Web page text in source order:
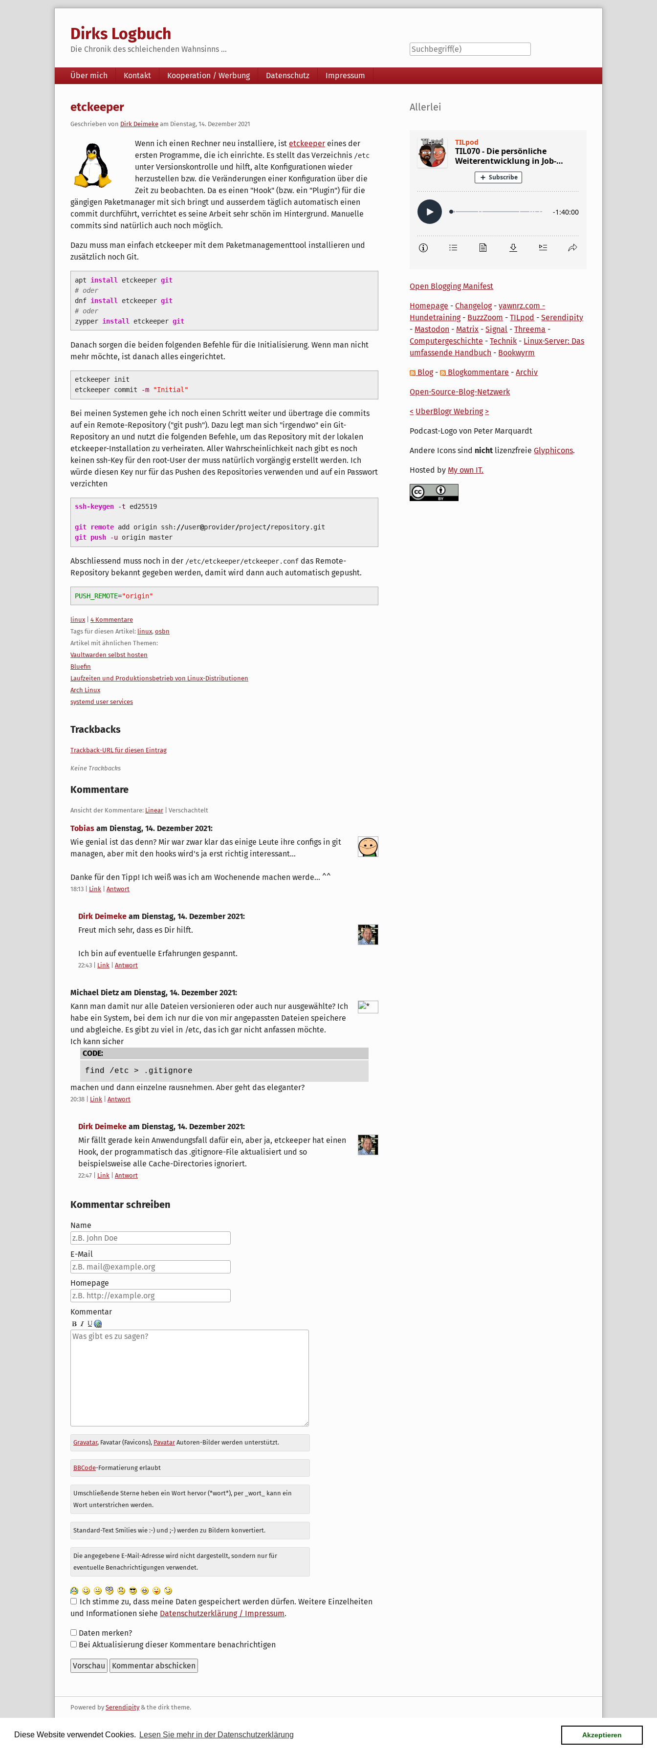
Diese Website verwendet Cookies. Lesen Sie mehr in der Datenschutzerklärung Akzeptieren
Dirks Logbuch
Die Chronik des schleichenden Wahnsinns ...
Navigation
Über mich Kontakt Kooperation / Werbung Datenschutz Impressum
etckeeper
Geschrieben von Dirk Deimeke am Dienstag, 14. Dezember 2021
Wenn ich einen Rechner neu installiere, ist etckeeper eines der
ersten Programme, die ich einrichte. Es stellt das Verzeichnis /etc
unter Versionskontrolle und hilft, alte Konfigurationen wieder
herzustellen bzw. die Veränderungen einer Konfiguration über die
Zeit zu beobachten. Da es einen "Hook" (bzw. ein "Plugin") für die
gängigen Paketmanager mit sich bringt und ausserdem täglich automatisch einen
commit durchführt, verrichtet es seine Arbeit sehr schön im Hintergrund. Manuelle
commits sind natürlich auch noch möglich.
Dazu muss man einfach etckeeper mit dem Paketmanagementtool installieren und
zusätzlich noch Git.
apt install etckeeper git
# oder
dnf install etckeeper git
# oder
zypper install etckeeper git
Danach sorgen die beiden folgenden Befehle für die Initialisierung. Wenn man nicht
mehr möchte, ist danach alles eingerichtet.
etckeeper init
etckeeper commit
-m "Initial"
Bei meinen Systemen gehe ich noch einen Schritt weiter und übertrage die commits
auf ein Remote-Repository ("git push"). Dazu legt man sich "irgendwo" ein Git-
Repository an und nutzt die folgenden Befehle, um das Repository mit der lokalen
etckeeper-Installation zu verheiraten. Aller Wahrscheinlichkeit nach gibt es noch
keinen ssh-Key für den root-User der muss natürlich vorgängig erstellt werden. Ich
würde diesen Key nur für das Pushen des Repositories verwenden und auf ein Passwort
verzichten
ssh-keygen -t ed25519
git remoteadd origin ssh: //user@provider/project/repository.git
git push
-uorigin master
Abschliessend muss noch in der /etc/etckeeper/etckeeper.conf das Remote-
Repository bekannt gegeben werden, damit wird dann auch automatisch gepusht.
PUSH_REMOTE="origin"
Kategorien:
linux
4 Kommentare
Tags für diesen Artikel: linux, osbn
Artikel mit ähnlichen Themen:
Vaultwarden selbst hosten
Bluefin
Laufzeiten und Produktionsbetrieb von Linux-Distributionen
Arch Linux
systemd user services
Trackbacks
Trackback-URL für diesen Eintrag
Keine Trackbacks
Kommentare
Ansicht der Kommentare: Linear | Verschachtelt
Tobias am Dienstag, 14. Dezember 2021:
Wie genial ist das denn? Mir war zwar klar das einige Leute ihre configs in git
managen, aber mit den hooks wird's ja erst richtig interessant...
Danke für den Tipp! Ich weiß was ich am Wochenende machen werde... ^^
18:13 Link Antwort
Dirk Deimeke am Dienstag, 14. Dezember 2021:
Freut mich sehr, dass es Dir hilft.
Ich bin auf eventuelle Erfahrungen gespannt.
22:43 Link Antwort
Michael Dietz am Dienstag, 14. Dezember 2021:
Kann man damit nur alle Dateien versionieren oder auch nur ausgewählte? Ich
habe ein System, bei dem ich nur die von mir angepassten Dateien speichere
und abgleiche. Es gibt zu viel in /etc, das ich gar nicht anfassen möchte.
Ich kann sicher
CODE:
find /etc > .gitignore
machen und dann einzelne rausnehmen. Aber geht das eleganter?
20:38 Link Antwort
Dirk Deimeke am Dienstag, 14. Dezember 2021:
Mir fällt gerade kein Anwendungsfall dafür ein, aber ja, etckeeper hat einen
Hook, der programmatisch das .gitignore-File aktualisiert und so
beispielsweise alle Cache-Directories ignoriert.
22:47 Link Antwort
Kommentar schreiben
Name
E-Mail
Homepage
Kommentar
Antwort
zu
Gravatar, Favatar (Favicons), PavatarAutoren-Bilder werden unterstützt.
BBCode-Formatierung erlaubt
Umschließende Sterne heben ein Wort hervor (*wort*), per _wort_ kann ein
Wort unterstrichen werden.
Standard-Text Smilies wie :-) und ;-) werden zu Bildern konvertiert.
Die angegebene E-Mail-Adresse wird nicht dargestellt, sondern nur für
eventuelle Benachrichtigungen verwendet.
Ich stimme zu, dass meine Daten gespeichert werden dürfen. Weitere Einzelheiten
und Informationen siehe Datenschutzerklärung / Impressum.
Formular-
Optionen
Daten merken?
Bei Aktualisierung dieser Kommentare benachrichtigen
Seitenleiste
Allerlei
Open Blogging Manifest
Homepage -Changelog-yawnrz.com -
Hundetraining- BuzzZoom -TILpod -Serendipity
- Mastodon - Matrix -Signal -Threema -
Computergeschichte -Technik - Linux-Server: Das
umfassende Handbuch - Bookwyrm
Blog- Blogkommentare -Archiv
Open-Source-Blog-Netzwerk
< UberBlogr Webring >
Podcast-Logo von Peter Marquardt
Andere Icons sind nicht lizenzfreieGlyphicons.
Hosted by My own IT.
Powered by Serendipity& the dirktheme.
Datenschutzerklärung / Impressum